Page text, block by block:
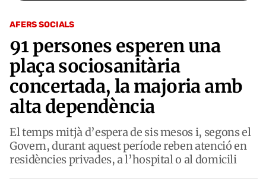
AFERS SOCIALS
91 persones esperen una
plaça sociosanitària
concertada, la majoria amb
alta dependència
El temps mitjà d’espera de sis mesos i, segons el
Govern, durant aquest període reben atenció en
residències privades, a l’hospital o al domicili